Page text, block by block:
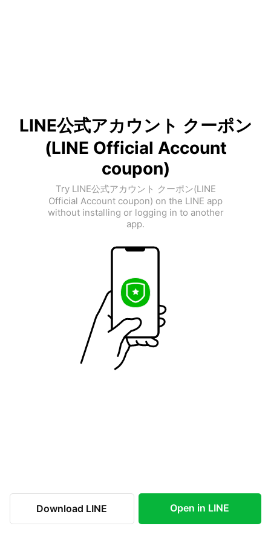
LINE公式アカウント クーポン
(LINE Official Account
coupon)
Try LINE公式アカウント クーポン(LINE
Official Account coupon) on the LINE app
without installing or logging in to another
app.
Download LINE Open in LINE